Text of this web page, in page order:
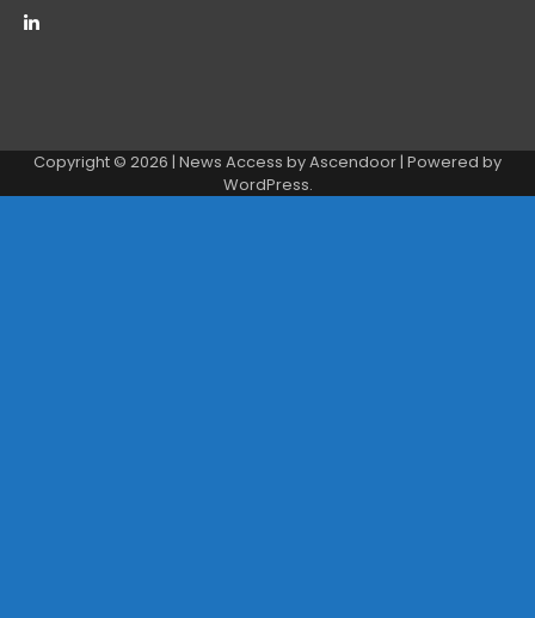
Copyright © 2026 | News Access byAscendoor | Powered by
WordPress.